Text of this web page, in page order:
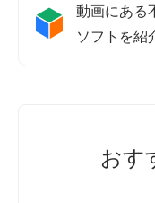
動画にある
ソフトを紹
おす